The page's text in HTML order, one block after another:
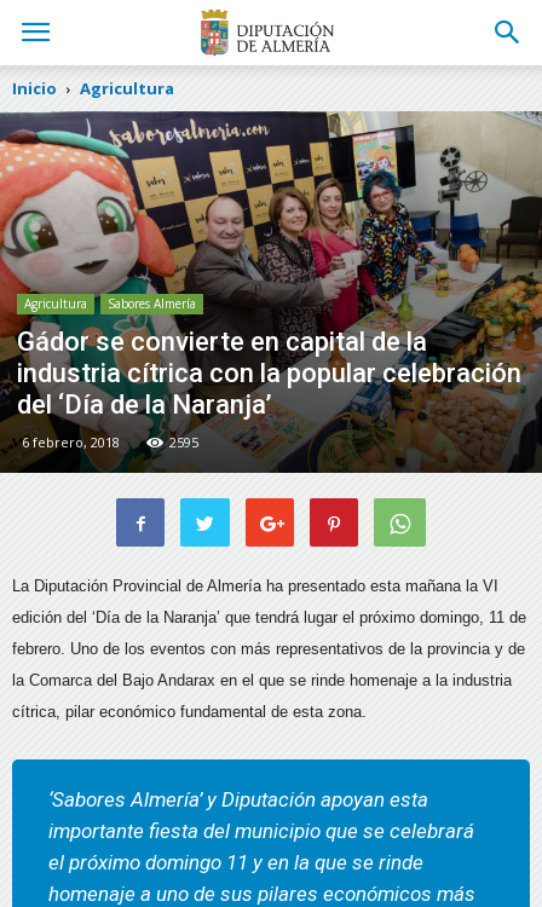
Inicio Agricultura
Agricultura Sabores Almería
Gádor se convierte en capital de la
industria cítrica con la popular celebración
del ‘Día de la Naranja’
6 febrero, 2018 2595
La Diputación Provincial de Almería ha presentado esta mañana la VI
edición del ‘Día de la Naranja’ que tendrá lugar el próximo domingo, 11 de
febrero. Uno de los eventos con más representativos de la provincia y de
la Comarca del Bajo Andarax en el que se rinde homenaje a la industria
cítrica, pilar económico fundamental de esta zona.
‘Sabores Almería’ y Diputación apoyan esta
importante fiesta del municipio que se celebrará
el próximo domingo 11 y en la que se rinde
homenaje a uno de sus pilares económicos más